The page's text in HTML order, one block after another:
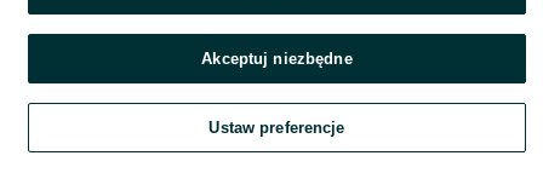
Szukaj Obserwujesz Dodaj Czat Konto
Akceptuj niezbędne
Ustaw preferencje